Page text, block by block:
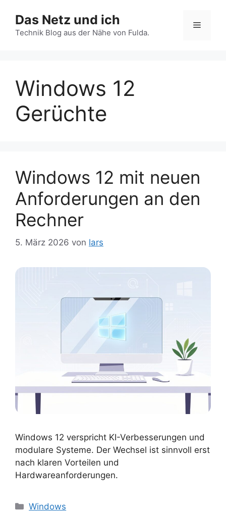
Inhalt
springen
Das Netz und ich
Technik Blog aus der Nähe von Fulda.
Menü
Windows 12
Gerüchte
Windows 12 mit neuen
Anforderungen an den
Rechner
5. März 2026 von lars
Windows 12 verspricht KI-Verbesserungen und
modulare Systeme. Der Wechsel ist sinnvoll erst
nach klaren Vorteilen und
Hardwareanforderungen.
Kategorien
Windows